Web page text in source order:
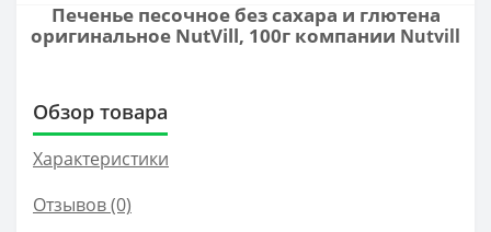
Печенье песочное без сахара и глютена
оригинальное NutVill, 100г компании Nutvill
Обзор товара
Характеристики
Отзывов (0)